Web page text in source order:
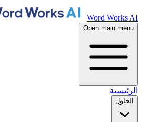
Word Works AI
Open main menu
الرئيسية
الحلول